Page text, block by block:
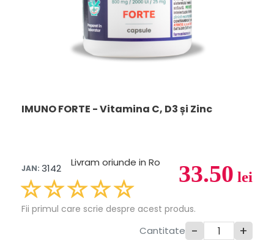
IMUNO FORTE - Vitamina C, D3 și Zinc
33.50 lei
JAN: 3142 Livram oriunde in Ro
Fii primul care scrie despre acest produs.
Cantitate - +